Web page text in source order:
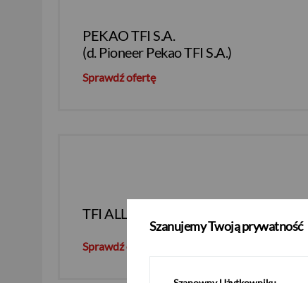
PEKAO TFI S.A.
(d. Pioneer Pekao TFI S.A.)
Sprawdź ofertę
TFI ALLIANZ POLSKA S.A.
Sprawdź ofertę
Szanujemy Twoją prywatność